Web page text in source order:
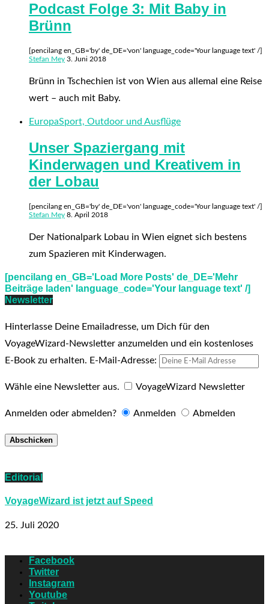
Podcast Folge 3: Mit Baby in
Brünn
[pencilang en_GB='by' de_DE='von' language_code='Your language text' /]
Stefan Mey 3. Juni 2018
Brünn in Tschechien ist von Wien aus allemal eine Reise
wert – auch mit Baby.
EuropaSport, Outdoor und Ausflüge
Unser Spaziergang mit
Kinderwagen und Kreativem in
der Lobau
[pencilang en_GB='by' de_DE='von' language_code='Your language text' /]
Stefan Mey 8. April 2018
Der Nationalpark Lobau in Wien eignet sich bestens
zum Spazieren mit Kinderwagen.
[pencilang en_GB='Load More Posts' de_DE='Mehr
Beiträge laden' language_code='Your language text' /]
Newsletter
Hinterlasse Deine Emailadresse, um Dich für den
VoyageWizard-Newsletter anzumelden und ein kostenloses
E-Book zu erhalten. E-Mail-Adresse:
Wähle eine Newsletter aus. VoyageWizard Newsletter
Anmelden oder abmelden? Anmelden Abmelden
Editorial
VoyageWizard ist jetzt auf Speed
25. Juli 2020
Facebook
Twitter
Instagram
Youtube